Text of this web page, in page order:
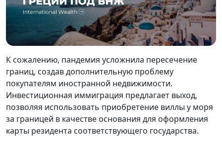
К сожалению, пандемия усложнила пересечение
границ, создав дополнительную проблему
покупателям иностранной недвижимости.
Инвестиционная иммиграция предлагает выход,
позволяя использовать приобретение виллы у моря
за границей в качестве основания для оформления
карты резидента соответствующего государства.